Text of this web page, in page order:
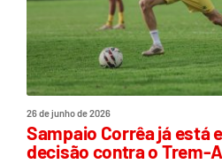
26 de junho de 2026
Sampaio Corrêa já está
decisão contra o Trem-